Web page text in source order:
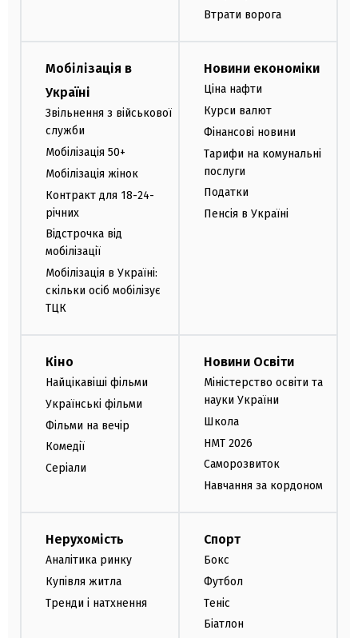
Втрати ворога
Мобілізація в
Україні
Звільнення з військової
служби
Мобілізація 50+
Мобілізація жінок
Контракт для 18-24-
річних
Відстрочка від
мобілізації
Мобілізація в Україні:
скільки осіб мобілізує
ТЦК
Новини економіки
Ціна нафти
Курси валют
Фінансові новини
Тарифи на комунальні
послуги
Податки
Пенсія в Україні
Кіно
Найцікавіші фільми
Українські фільми
Фільми на вечір
Комедії
Серіали
Новини Освіти
Міністерство освіти та
науки України
Школа
НМТ 2026
Саморозвиток
Навчання за кордоном
Нерухомість
Аналітика ринку
Купівля житла
Тренди і натхнення
Спорт
Бокс
Футбол
Теніс
Біатлон